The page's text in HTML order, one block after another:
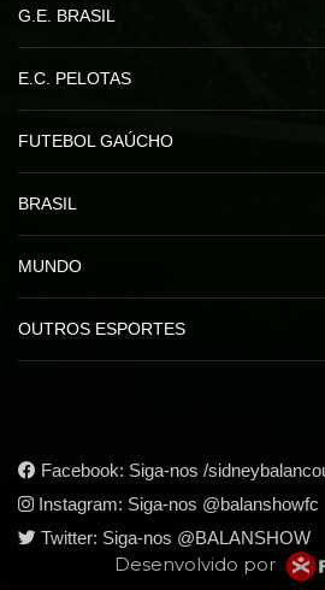
G.E. BRASIL
E.C. PELOTAS
FUTEBOL GAÚCHO
BRASIL
MUNDO
OUTROS ESPORTES
Facebook: Siga-nos /
Instagram: Siga-nos @balanshowfc
Twitter: Siga-nos @BALANSHOW
Desenvolvido por